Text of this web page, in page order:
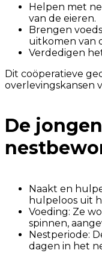
Helpen met
van de eieren.
Brengen
uitkomen van
Verdedigen
Dit coöperatieve
overlevingskansen
De
Naakt en
hulpeloos uit
Voeding: Ze
spinnen,
Nestperiode:
dagen in het